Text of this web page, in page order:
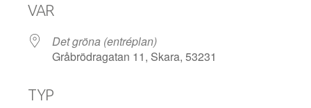
VAR
Det gröna (entréplan)
Gråbrödragatan 11, Skara, 53231
TYP